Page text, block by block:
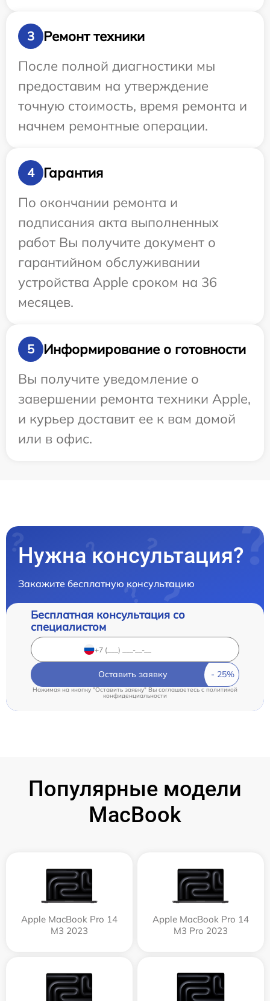
3
Ремонт техники
После полной диагностики мы
предоставим на утверждение
точную стоимость, время ремонта и
начнем ремонтные операции.
4
Гарантия
По окончании ремонта и
подписания акта выполненных
работ Вы получите документ о
гарантийном обслуживании
устройства Apple сроком на 36
месяцев.
5
Информирование о готовности
Вы получите уведомление о
завершении ремонта техники Apple,
и курьер доставит ее к вам домой
или в офис.
Нужна консультация?
Закажите бесплатную консультацию
Бесплатная консультация со
специалистом
Оставить заявку
Нажимая на кнопку "Оставить заявку" Вы соглашаетесь cполитикой
конфиденциальности
Популярные модели
MacBook
Apple MacBook Pro 14
M3 2023
Apple MacBook Pro 14
M3 Pro 2023